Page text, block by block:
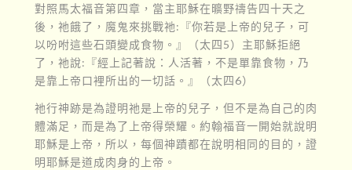
對照馬太福音第四章，當主耶穌在曠野禱告四十天之
後，祂餓了，魔鬼來挑戰祂:『你若是上帝的兒子，可
以吩咐這些石頭變成食物。』（太四5）主耶穌拒絕
了，祂說:『經上記著說：人活著，不是單靠食物，乃
是靠上帝口裡所出的一切話。』（太四6）
祂行神跡是為證明祂是上帝的兒子，但不是為自己的肉
體滿足，而是為了上帝得榮耀。約翰福音一開始就說明
耶穌是上帝，所以，每個神蹟都在說明相同的目的，證
明耶穌是道成肉身的上帝。